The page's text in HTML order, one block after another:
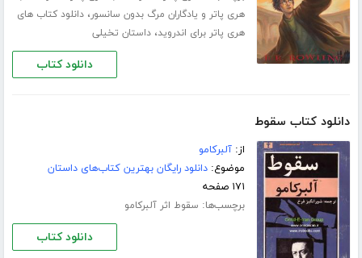
هری پاتر و یادگاران مرگ بدون سانسور،دانلود کتاب های
هری پاتر برای اندروید،داستان تخیلی
دانلود کتاب
دانلود کتاب سقوط
از:آلبرکامو
موضوع:دانلود رایگان بهترین کتاب‌های داستان
۱۷۱ صفحه
برچسب‌ها: سقوط اثر آلبرکامو
دانلود کتاب